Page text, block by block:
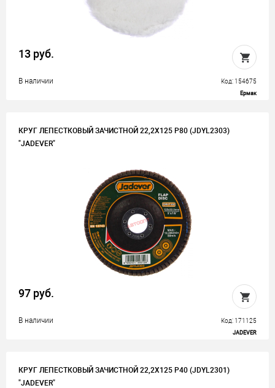
13 руб.
В наличии Код: 154675
Ермак
КРУГ ЛЕПЕСТКОВЫЙ ЗАЧИСТНОЙ 22,2Х125 Р80 (JDYL2303)
"JADEVER"
97 руб.
В наличии Код: 171125
JADEVER
КРУГ ЛЕПЕСТКОВЫЙ ЗАЧИСТНОЙ 22,2Х125 Р40 (JDYL2301)
"JADEVER"